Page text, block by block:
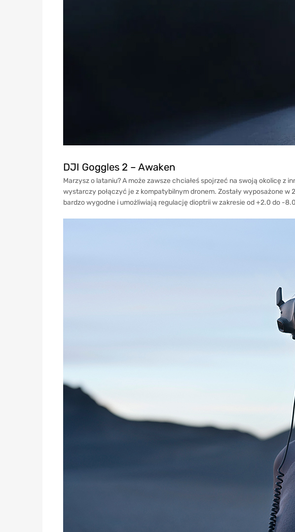
DJI Goggles 2 – Awaken
Marzysz o lataniu? A może zawsze chciałeś spojrzeć na swoją okolicę z
wystarczy połączyć je z kompatybilnym dronem. Zostały wyposażone w
bardzo wygodne i umożliwiają regulację dioptrii w zakresie od +2.0 do -